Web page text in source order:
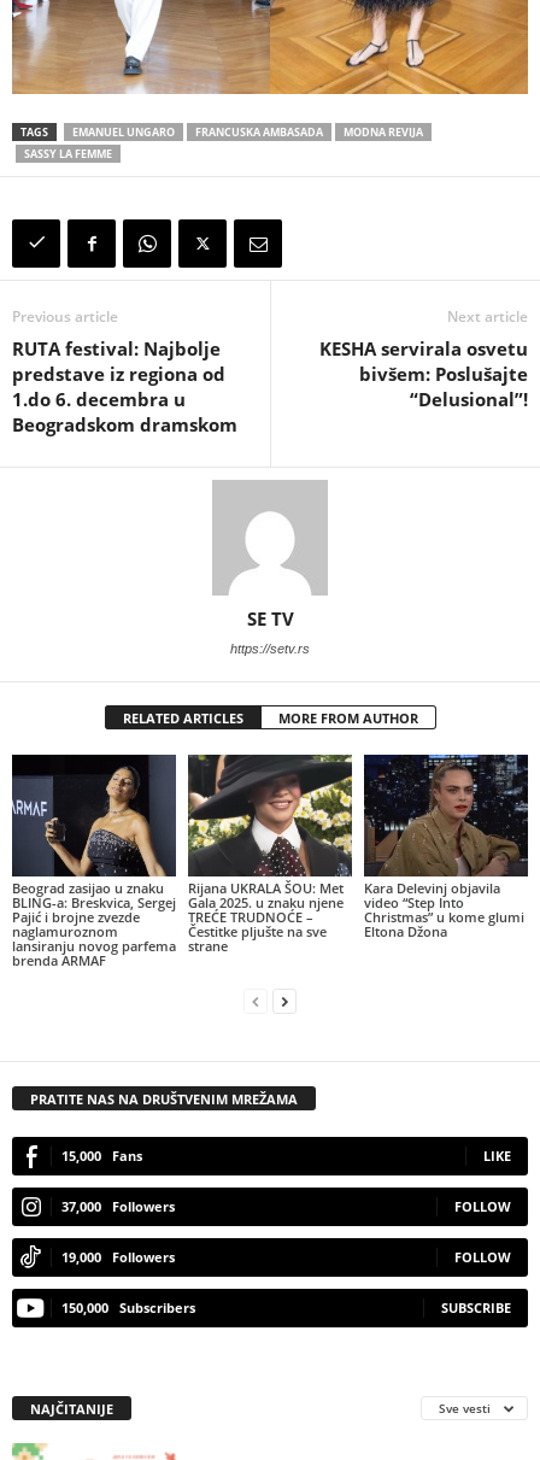
TAGS EMANUEL UNGARO FRANCUSKA AMBASADA
MODNA REVIJA
SASSY LA FEMME
Previous article
RUTA festival: Najbolje
predstave iz regiona od
1.do 6. decembra u
Beogradskom dramskom
Next article
KESHA servirala osvetu
bivšem: Poslušajte
“Delusional”!
SE TV
https://setv.rs
RELATED ARTICLES MORE FROM AUTHOR
Beograd zasijao u znaku
BLING-a: Breskvica, Sergej
Pajić i brojne zvezde
naglamuroznom
lansiranju novog parfema
brenda ARMAF
Rijana UKRALA ŠOU: Met
Gala 2025. u znaku njene
TREĆE TRUDNOĆE –
Čestitke pljušte na sve
strane
Kara Delevinj objavila
video “Step Into
Christmas” u kome glumi
Eltona Džona
PRATITE NAS NA DRUŠTVENIM MREŽAMA
15,000 Fans LIKE
37,000 Followers FOLLOW
19,000 Followers FOLLOW
150,000 Subscribers SUBSCRIBE
NAJČITANIJE Sve vesti